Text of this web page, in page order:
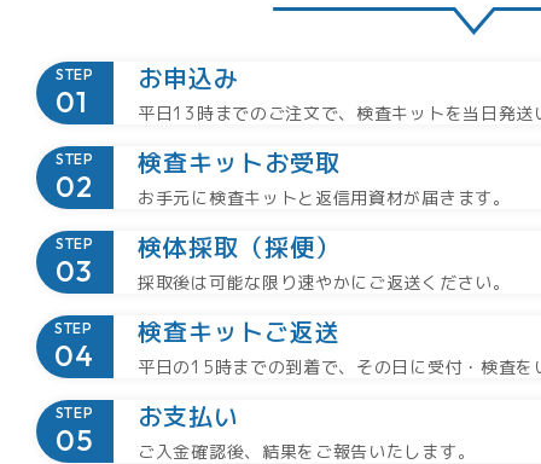
STEP お申込み
平日13時までのご注文で、検査キットを当日発送
STEP 検査キットお受取
お手元に検査キットと返信用資材が届きます。
STEP 検体採取（採便）
採取後は可能な限り速やかにご返送ください。
STEP 検査キットご返送
平日の15時までの到着で、その日に受付・検査を
STEP お支払い
ご入金確認後、結果をご報告いたします。